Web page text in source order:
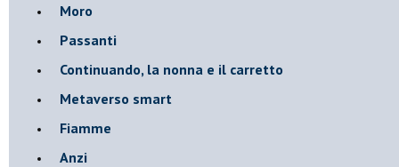
Moro
Passanti
Continuando, la nonna e il carretto
Metaverso smart
Fiamme
Anzi